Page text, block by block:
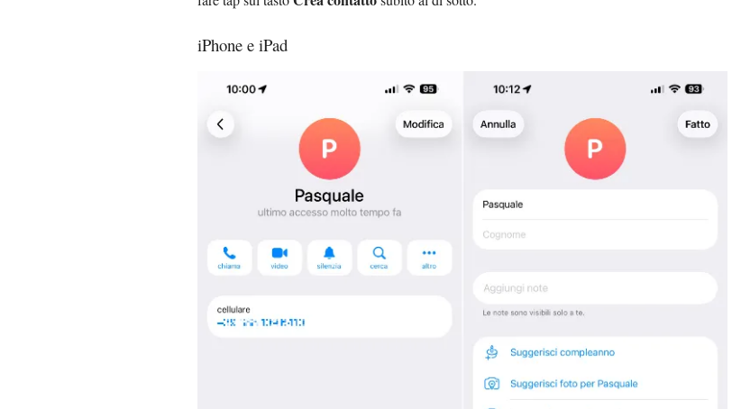
iPhone e iPad